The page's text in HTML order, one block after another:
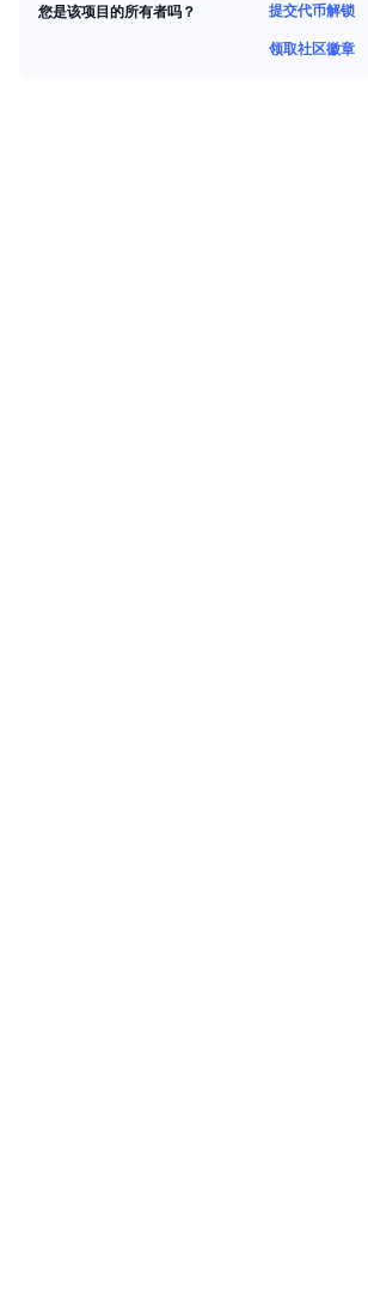
您是该项目的所有者吗？ 提交代币解锁
领取社区徽章